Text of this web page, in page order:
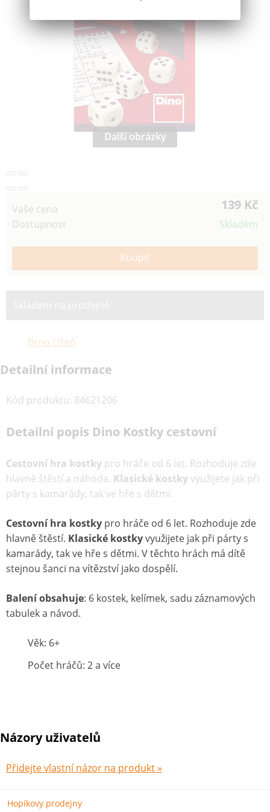
Další obrázky
Vaše cena 139 Kč
Dostupnost Skladem
Brno Líšeň
Detailní informace
Kód produktu: 84621206
Detailní popis Dino Kostky cestovní
Cestovní hra kostky pro hráče od 6 let. Rozhoduje zde
hlavně štěstí a náhoda. Klasické kostkyvyužijete jak při
párty s kamarády, tak ve hře s dětmi.
Cestovní hra kostky pro hráče od 6 let. Rozhoduje zde
hlavně štěstí. Klasické kostkyvyužijete jak při párty s
kamarády, tak ve hře s dětmi. V těchto hrách má dítě
stejnou šanci na vítězství jako dospělí.
Balení obsahuje: 6 kostek, kelímek, sadu záznamových
tabulek a návod.
Věk: 6+
Počet hráčů: 2 a více
Názory uživatelů
Přidejte vlastní názor na produkt »
Hopíkovy prodejny